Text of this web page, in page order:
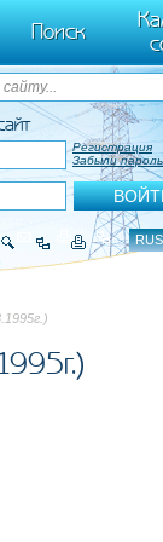
Поиск
Регистрация
Забыли
RUS